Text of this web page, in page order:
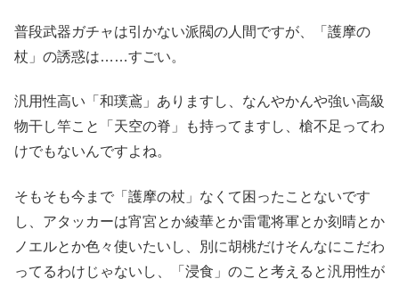
普段武器ガチャは引かない派閥の人間ですが、「護摩の
杖」の誘惑は……すごい。
汎用性高い「和璞鳶」ありますし、なんやかんや強い高級
物干し竿こと「天空の脊」も持ってますし、槍不足ってわ
けでもないんですよね。
そもそも今まで「護摩の杖」なくて困ったことないです
し、アタッカーは宵宮とか綾華とか雷電将軍とか刻晴とか
ノエルとか色々使いたいし、別に胡桃だけそんなにこだわ
ってるわけじゃないし、「浸食」のこと考えると汎用性が